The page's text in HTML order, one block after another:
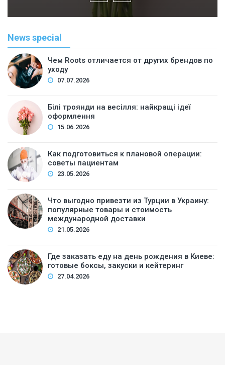
News special
Чем Roots отличается от других брендов по
уходу
07.07.2026
Білі троянди на весілля: найкращі ідеї
оформлення
15.06.2026
Как подготовиться к плановой операции:
советы пациентам
23.05.2026
Что выгодно привезти из Турции в Украину:
популярные товары и стоимость
международной доставки
21.05.2026
Где заказать еду на день рождения в Киеве:
готовые боксы, закуски и кейтеринг
27.04.2026